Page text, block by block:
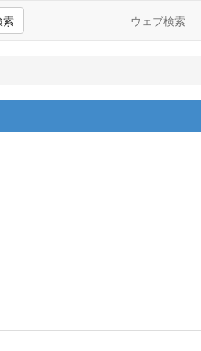
索 ウェブ検索